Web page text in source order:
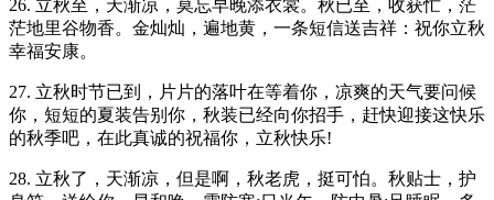
26. 立秋至，天渐凉，莫忘早晚添衣裳。秋已至，收获忙，茫
茫地里谷物香。金灿灿，遍地黄，一条短信送吉祥：祝你立秋
幸福安康。
27. 立秋时节已到，片片的落叶在等着你，凉爽的天气要问候
你，短短的夏装告别你，秋装已经向你招手，赶快迎接这快乐
的秋季吧，在此真诚的祝福你，立秋快乐!
28. 立秋了，天渐凉，但是啊，秋老虎，挺可怕。秋贴士，护